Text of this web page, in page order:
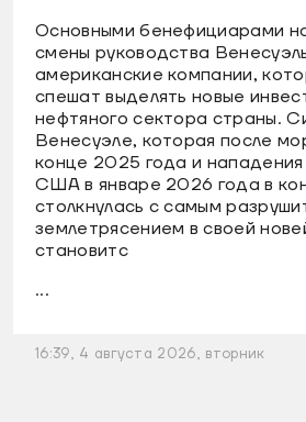
Основными бенефициарами
смены руководства
американские компании,
спешат выделять новые
нефтяного сектора страны.
Венесуэле, которая после
конце 2025 года и
США в январе 2026 года в
столкнулась с самым
землетрясением в своей
становитс
...
16:39, 4 августа 2026, вторник